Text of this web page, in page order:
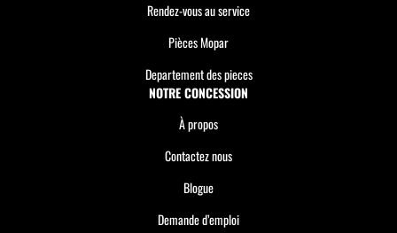
Rendez-vous au service
Pièces Mopar
Departement des pieces
NOTRE CONCESSION
À propos
Contactez nous
Blogue
Demande d’emploi